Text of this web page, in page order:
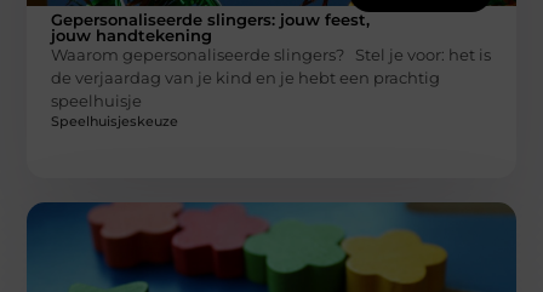
Gepersonaliseerde slingers: jouw feest,
jouw handtekening
Waarom gepersonaliseerde slingers? Stel je voor: het is
de verjaardag van je kind en je hebt een prachtig
speelhuisje
Speelhuisjeskeuze